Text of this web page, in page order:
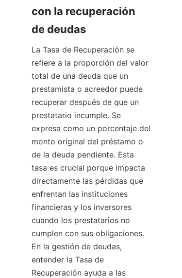
con la recuperación
de deudas
La Tasa de Recuperación se
refiere a la proporción del valor
total de una deuda que un
prestamista o acreedor puede
recuperar después de que un
prestatario incumple. Se
expresa como un porcentaje del
monto original del préstamo o
de la deuda pendiente. Esta
tasa es crucial porque impacta
directamente las pérdidas que
enfrentan las instituciones
financieras y los inversores
cuando los prestatarios no
cumplen con sus obligaciones.
En la gestión de deudas,
entender la Tasa de
Recuperación ayuda a las